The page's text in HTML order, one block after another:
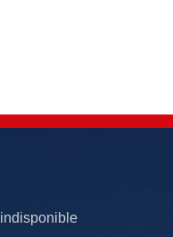
indisponible